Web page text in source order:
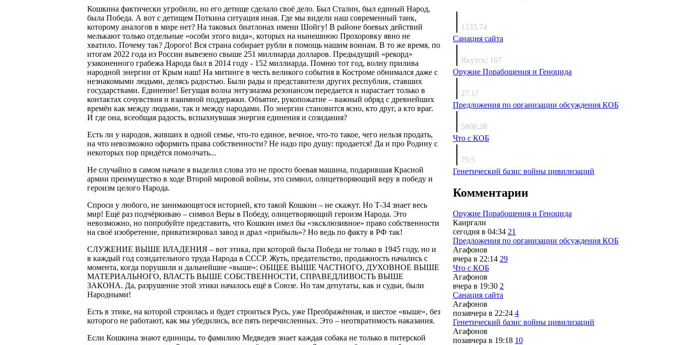
Кошкина фактически угробили, но его детище сделало своё дело. Был Сталин, был единый Народ,
была Победа. А вот с детищем Поткина ситуация иная. Где мы видели наш современный танк,
которому аналогов в мире нет? На таковых биатлонах имени Шойгу! В районе боевых действий
мелькают только отдельные «особи этого вида», которых на нынешнюю Прохоровку явно не
хватило. Почему так? Дорого! Вся страна собирает рубли в помощь нашим воинам. В то же время, по
итогам 2022 года из России вывезено свыше 251 миллиарда долларов. Предыдущий «рекорд»
узаконенного грабежа Народа был в 2014 году - 152 миллиарда. Помню тот год, волну прилива
народной энергии от Крым наш! На митинге в честь великого события в Костроме обнимался даже с
незнакомыми людьми, делясь радостью. Были рады и представители других республик, ставших
государствами. Единение! Бегущая волна энтузиазма резонансом передается и нарастает только в
контактах сочувствия и взаимной поддержки. Объятие, рукопожатие – важный обряд с древнейших
времён как между людьми, так и между народами. По энергии становится ясно, кто друг, а кто враг.
И где она, всеобщая радость, вспыхнувшая энергия единения и созидания?
Есть ли у народов, живших в одной семье, что-то единое, вечное, что-то такое, чего нельзя продать,
на что невозможно оформить права собственности? Не надо про душу: продается! Да и про Родину с
некоторых пор придётся помолчать...
Не случайно в самом начале я выделил слова это не просто боевая машина, подарившая Красной
армии преимущество в ходе Второй мировой войны, это символ, олицетворяющий веру в победу и
героизм целого Народа.
Спроси у любого, не занимающегося историей, кто такой Кошкин – не скажут. Но Т-34 знает весь
мир! Ещё раз подчёркиваю – символ Веры в Победу, олицетворяющий героизм Народа. Это
невозможно, но попробуйте представить, что Кошкин имел бы «эксклюзивное» право собственности
на своё изобретение, приватизировал завод и драл «прибыль»? Но ведь по факту в РФ так!
СЛУЖЕНИЕ ВЫШЕ ВЛАДЕНИЯ – вот этика, при которой была Победа не только в 1945 году, но и
в каждый год созидательного труда Народа в СССР. Жуть, предательство, продажность начались с
момента, когда порушили и дальнейшие «выше»: ОБЩЕЕ ВЫШЕ ЧАСТНОГО, ДУХОВНОЕ ВЫШЕ
МАТЕРИАЛЬНОГО, ВЛАСТЬ ВЫШЕ СОБСТВЕННОСТИ, СПРАВЕДЛИВОСТЬ ВЫШЕ
ЗАКОНА. Да, разрушение этой этики началось ещё в Союзе. Но там депутаты, как и судьи, были
Народными!
Есть в этике, на которой строилась и будет строиться Русь, уже Преображённая, и шестое «выше», без
которого не работают, как мы убедились, все пять перечисленных. Это – неотвратимость наказания.
Если Кошкина знают единицы, то фамилию Медведев знает каждая собака не только в питерской
1333.74
Санация сайта
Якутск| 167
Оружие Порабощения и Геноцида
27.17
Предложения по организации обсуждения КОБ
5808.28
Что с КОБ
79.5
Генетический базис войны цивилизаций
Комментарии
Оружие Порабощения и Геноцида
Каиргали
сегодня в 04:34 21
Предложения по организации обсуждения КОБ
Агафонов
вчера в 22:14 29
Что с КОБ
Агафонов
вчера в 19:30 2
Санация сайта
Агафонов
позавчера в 22:24 4
Генетический базис войны цивилизаций
Агафонов
позавчера в 19:18 10